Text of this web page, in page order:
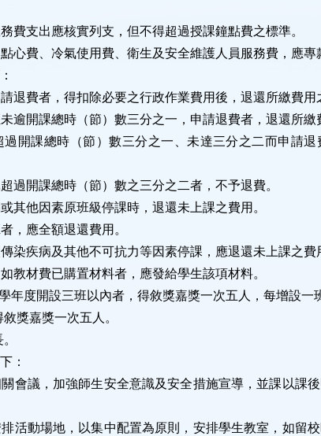
費支出應核實列支，但不得超過授課鐘點費之標準。
心費、冷氣使用費、衛生及安全維護人員服務費，應專
退費者，得扣除必要之行政作業費用後，退還所繳費用
逾開課總時（節）數三分之一，申請退費者，退還所繳
開課總時（節）數三分之一、未達三分之二而申請
過開課總時（節）數之三分之二者，不予退費。
其他因素原班級停課時，退還未上課之費用。
，應全額退還費用。
染疾病及其他不可抗力等因素停課，應退還未上課之費
教材費已購置材料者，應發給學生該項材料。
年度開設三班以內者，得敘獎嘉獎一次五人，每增設一
獎嘉獎一次五人。
：
會議，加強師生安全意識及安全措施宣導，並課以課
活動場地，以集中配置為原則，安排學生教室，如留